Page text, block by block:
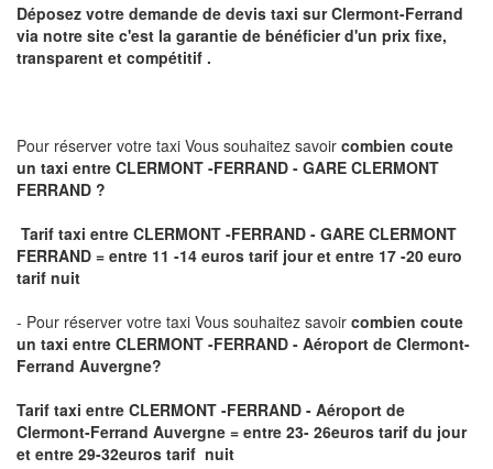
Déposez votre demande de devis taxi surClermont-Ferrand
via notre site c'est la garantie de bénéficier d'un prix fixe,
transparent et compétitif .
Pour réserver votre taxi Vous souhaitez savoir combien coute
un taxi entre CLERMONT -FERRAND - GARE CLERMONT
FERRAND ?
Tarif taxi entre CLERMONT -FERRAND - GARE CLERMONT
FERRAND = entre 11 -14 euros tarif jour et entre 17 -20 euro
tarif nuit
- Pour réserver votre taxi Vous souhaitez savoir combien coute
un taxi entre CLERMONT -FERRAND - Aéroport de Clermont-
Ferrand Auvergne?
Tarif taxi entre CLERMONT -FERRAND - Aéroport de
Clermont-Ferrand Auvergne = entre 23- 26euros tarif du jour
et entre 29-32euros tarif nuit